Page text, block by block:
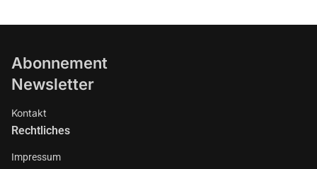
Abonnement
Newsletter
Kontakt
Rechtliches
Impressum